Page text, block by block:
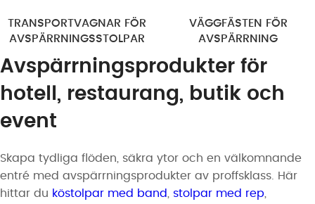
TRANSPORTVAGNAR FÖR
AVSPÄRRNINGSSTOLPAR
VÄGGFÄSTEN FÖR
AVSPÄRRNING
Avspärrningsprodukter för
hotell, restaurang, butik och
event
Skapa tydliga flöden, säkra ytor och en välkomnande
entré med avspärrningsprodukter av proffsklass. Här
hittar du köstolpar med band stolpar med rep